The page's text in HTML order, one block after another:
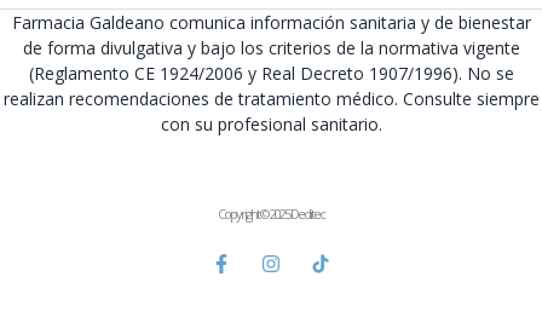
Farmacia Galdeano comunica información sanitaria y de bienestar
de forma divulgativa y bajo los criterios de la normativa vigente
(Reglamento CE 1924/2006 y Real Decreto 1907/1996). No se
realizan recomendaciones de tratamiento médico. Consulte siempre
con su profesional sanitario.
Copyright © 2025 Deditec